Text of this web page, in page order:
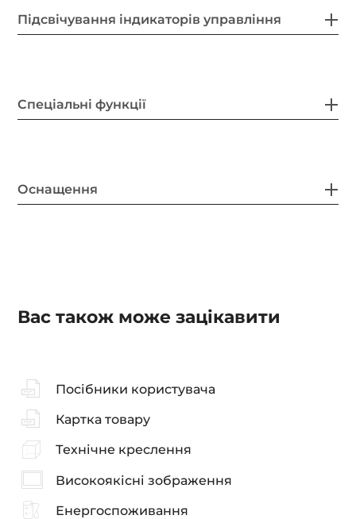
Підсвічування індикаторів управління
Спеціальні функції
Оснащення
Вас також може зацікавити
Посібники користувача
Картка товару
Технічне креслення
Високоякісні зображення
Енергоспоживання